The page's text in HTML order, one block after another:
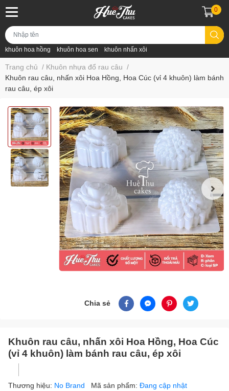
khuôn hoa hồng khuôn hoa sen khuôn nhấn xôi
0
Trang chủ / Khuôn nhựa đổ rau câu /
Khuôn rau câu, nhấn xôi Hoa Hồng, Hoa Cúc (vỉ 4 khuôn) làm bánh
rau câu, ép xôi
Chia sẻ
Khuôn rau câu, nhấn xôi Hoa Hồng, Hoa Cúc
(vỉ 4 khuôn) làm bánh rau câu, ép xôi
Thương hiệu: No Brand Mã sản phẩm: Đang cập nhật